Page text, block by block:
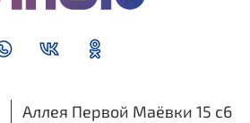
Аллея Первой Маёвки 15 с6